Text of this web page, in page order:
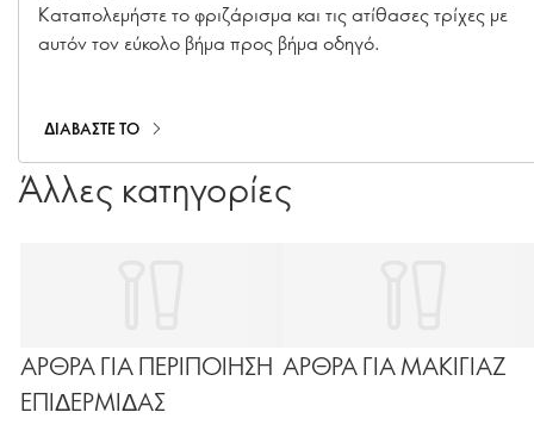
Καταπολεμήστε το φριζάρισμα και τις ατίθασες τρίχες με
αυτόν τον εύκολο βήμα προς βήμα οδηγό.
ΔΙΑΒΑΣΤΕ ΤΟ
Άλλες κατηγορίες
ΑΡΘΡΑ ΓΙΑ ΠΕΡΙΠΟΙΗΣΗ
ΕΠΙΔΕΡΜΙΔΑΣ
ΑΡΘΡΑ ΓΙΑ ΜΑΚΙΓΙΑΖ